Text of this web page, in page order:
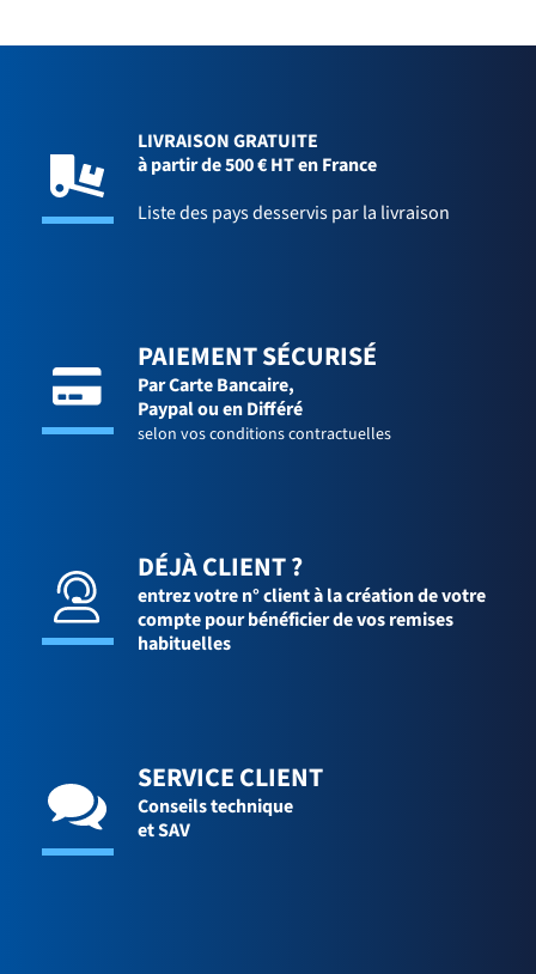
LIVRAISON GRATUITE
à partir de 500 € HT en France
Liste des pays desservis par la livraison
PAIEMENT SÉCURISÉ
Par Carte Bancaire,
Paypal ou en Différé
selon vos conditions contractuelles
DÉJÀ CLIENT ?
entrez votre n° client à la création de votre
compte pour bénéficier de vos remises
habituelles
SERVICE CLIENT
Conseils technique
et SAV